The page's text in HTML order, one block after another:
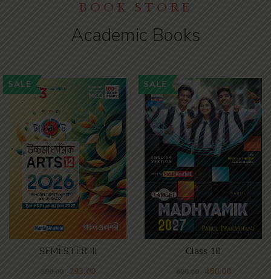
BOOK STORE
Academic Books
SALE
SEMESTER III
390.00 293.00
SALE
Class 10
600.00 480.00